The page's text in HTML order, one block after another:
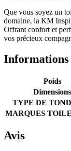
Que vous soyez un
domaine, la KM
Offrant confort et
vos précieux
Informations
Poids
Dimensions
TYPE DE
MARQUES
Avis